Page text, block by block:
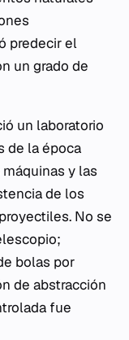
predecir el
un grado de
un laboratorio
de la época
y las
de los
No se
bolas por
de abstracción
fue